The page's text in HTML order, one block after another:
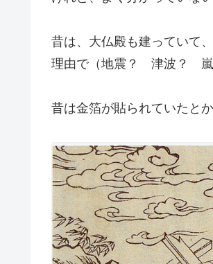
昔は、大仏殿も建っていて
理由で（地震？ 津波？ 嵐
昔は金箔が貼られていたと